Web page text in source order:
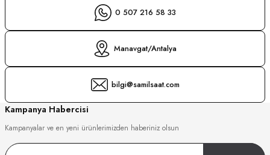
0 507 216 58 33
Manavgat/Antalya
bilgi@samilsaat.com
Kampanya Habercisi
Kampanyalar ve en yeni ürünlerimizden haberiniz olsun